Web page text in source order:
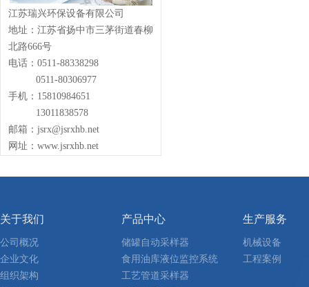
江苏瑞兴环保设备有限公司
地址：江苏省扬中市三茅街道春柳
北路666号
电话：0511-88338298
0511-80306977
手机：15810984651
13011838578
邮箱：jsrx@jsrxhb.net
网址：www.jsrxhb.net
关于我们
公司概况
企业文化
组织架构
产品中心
储罐自动采样器
食用油库液位监控系统
工艺管道采样器
生产服务
机械设备
工程案例